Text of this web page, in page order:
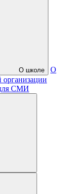
О школе
О
организации
СМИ